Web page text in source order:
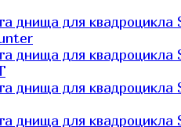
днища для квадроцикла
днища для квадроцикла
днища для квадроцикла
днища для квадроцикла